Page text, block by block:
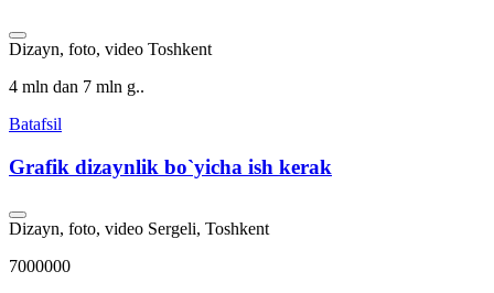
Dizayn, foto, video Toshkent
4 mln dan 7 mln g..
Batafsil
Grafik dizaynlik bo`yicha ish kerak
Dizayn, foto, video Sergeli, Toshkent
7000000